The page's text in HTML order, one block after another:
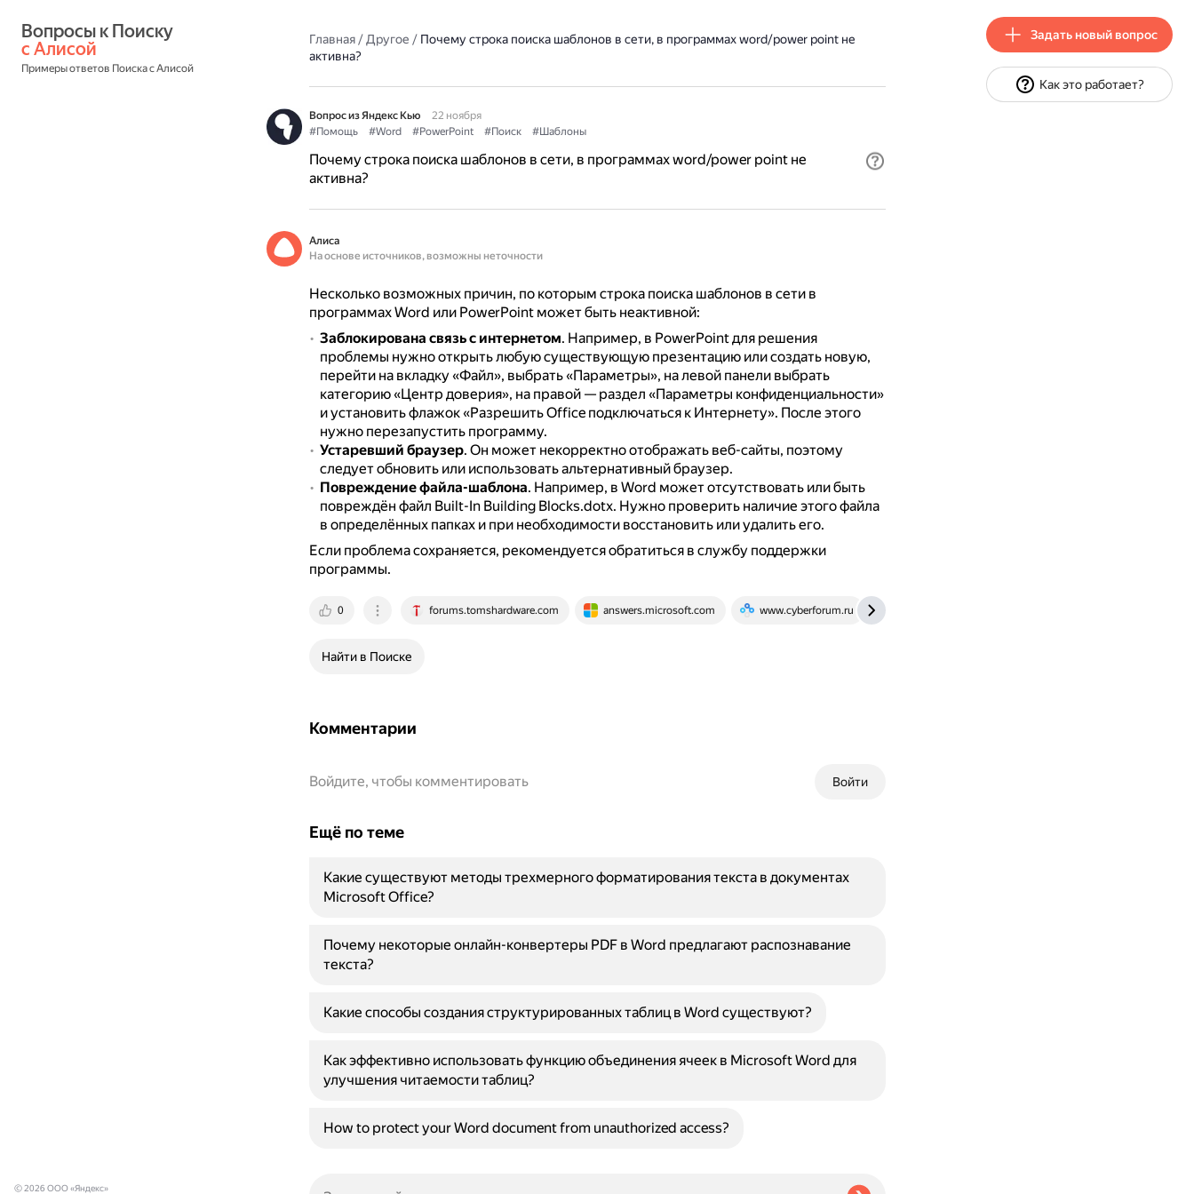
с Алисой
Примеры ответов Поиска с Алисой
Главная/Другое / Почему строка поиска шаблонов в сети, в программах word/power point не
активна?
Вопрос из Яндекс Кью
22 ноября
#Помощь
#Word #PowerPoint #Поиск #Шаблоны
Почему строка поиска шаблонов в сети, в программах word/power point не
активна?
Алиса
На основе источников, возможны неточности
Несколько возможных причин, по которым строка поиска шаблонов в сети в
программах Word или PowerPoint может быть неактивной:
Заблокирована связь с интернетом. Например, в PowerPoint для решения
проблемы нужно открыть любую существующую презентацию или создать новую,
перейти на вкладку «Файл», выбрать «Параметры», на левой панели выбрать
категорию «Центр доверия», на правой — раздел «Параметры конфиденциальности»
и установить флажок «Разрешить Office подключаться к Интернету». После этого
нужно перезапустить программу.
Устаревший браузер. Он может некорректно отображать веб-сайты, поэтому
следует обновить или использовать альтернативный браузер.
Повреждение файла-шаблона. Например, в Word может отсутствовать или быть
повреждён файл Built-In Building Blocks.dotx. Нужно проверить наличие этого файла
в определённых папках и при необходимости восстановить или удалить его.
Если проблема сохраняется, рекомендуется обратиться в службу поддержки
программы.
0 forums.tomshardware.com answers.microsoft.com www.cyberforum.ru
Найти в Поиске
Комментарии
Войти
Войдите, чтобы комментировать
Ещё по теме
Какие существуют методы трехмерного форматирования текста в документах
Microsoft Office?
Почему некоторые онлайн-конвертеры PDF в Word предлагают распознавание
текста?
Какие способы создания структурированных таблиц в Word существуют?
Как эффективно использовать функцию объединения ячеек в Microsoft Word для
улучшения читаемости таблиц?
How to protect your Word document from unauthorized access?
© 2026 ООО «Яндекс»
Задать новый вопрос
Как это работает?